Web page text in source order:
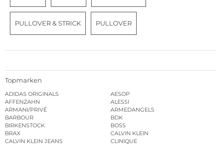
PULLOVER & STRICK PULLOVER
Topmarken
ADIDAS ORIGINALS
AESOP
AFFENZAHN
ALESSI
ARMANI/PRIVÉ
ARMEDANGELS
BARBOUR
BDK
BIRKENSTOCK
BOSS
BRAX
CALVIN KLEIN
CALVIN KLEIN JEANS
CLINIQUE